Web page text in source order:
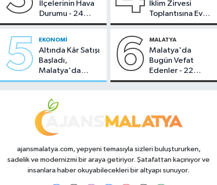
İlçelerinin Hava
Durumu - 24
Temmuz 2026
İklim Zirvesi
Toplantısına Ev
Sahipliği Yaptı
5 EKONOMI
Altında Kâr Satışı
Başladı,
Malatya'da
Makas Ne
6 MALATYA
Malatya'da
Bugün Vefat
Edenler - 22
Temmuz 2026
ajansmalatya.com, yepyeni temasıyla sizleri buluştururken,
sadelik ve modernizmi bir araya getiriyor. Şatafattan kaçınıyor ve
insanlara haber okuyabilecekleri bir altyapı sunuyor.